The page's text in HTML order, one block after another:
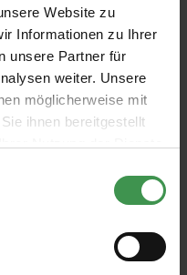
Website zu
Informationen zu Ihrer
unsere Partner für
weiter. Unsere
möglicherweise mit
ihnen bereitgestellt
€
Farrow &
Ball
De 9,26 €
Farrow &
Ball
De 9,26 €